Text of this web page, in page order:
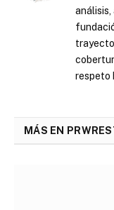
análisis,
respeto
MÁS EN